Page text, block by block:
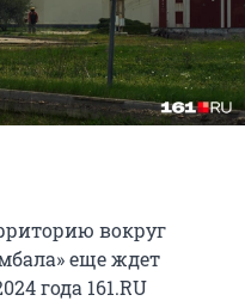
вокруг
еще ждет
года 161.RU